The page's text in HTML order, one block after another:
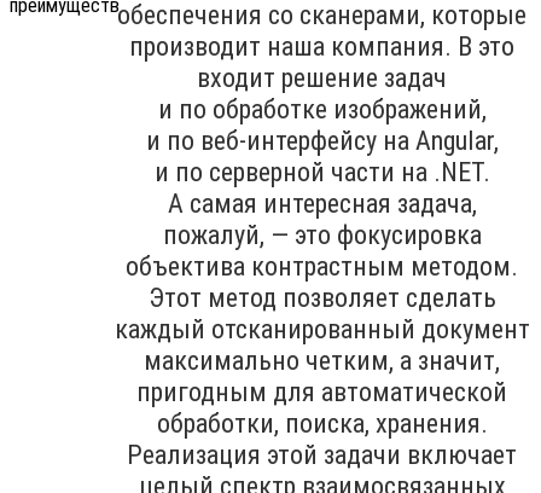
обеспечения со сканерами, которые
производит наша компания. В это
входит решение задач
и по обработке изображений,
и по веб-интерфейсу на Angular,
и по серверной части на .NET.
А самая интересная задача,
пожалуй, — это фокусировка
объектива контрастным методом.
Этот метод позволяет сделать
каждый отсканированный документ
максимально четким, а значит,
пригодным для автоматической
обработки, поиска, хранения.
Реализация этой задачи включает
целый спектр взаимосвязанных